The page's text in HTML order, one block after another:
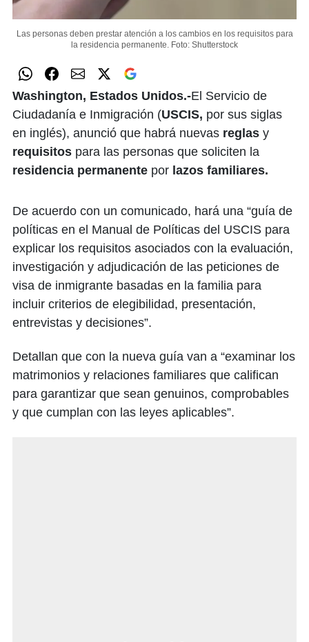
Las personas deben prestar atención a los cambios en los requisitos para
la residencia permanente. Foto: Shutterstock
Washington, Estados Unidos.-El Servicio de
Ciudadanía e Inmigración (USCIS, por sus siglas
en inglés), anunció que habrá nuevas reglas y
requisitos para las personas que soliciten la
residencia permanente por lazos familiares.
De acuerdo con un comunicado, hará una “guía de
políticas en el Manual de Políticas del USCIS para
explicar los requisitos asociados con la evaluación,
investigación y adjudicación de las peticiones de
visa de inmigrante basadas en la familia para
incluir criterios de elegibilidad, presentación,
entrevistas y decisiones”.
Detallan que con la nueva guía van a “examinar los
matrimonios y relaciones familiares que califican
para garantizar que sean genuinos, comprobables
y que cumplan con las leyes aplicables”.